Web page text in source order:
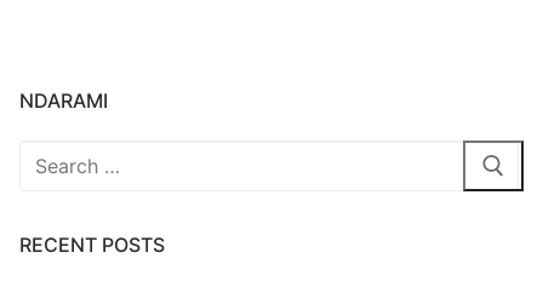
NDARAMI
Search
RECENT POSTS